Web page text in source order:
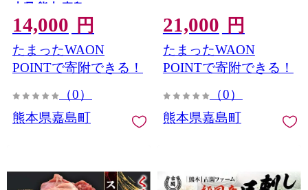
本県 熊本 嘉島
14,000 円
たまったWAON
POINTで寄附できる！
（0）
熊本県嘉島町
21,000 円
たまったWAON
POINTで寄附できる！
（0）
熊本県嘉島町